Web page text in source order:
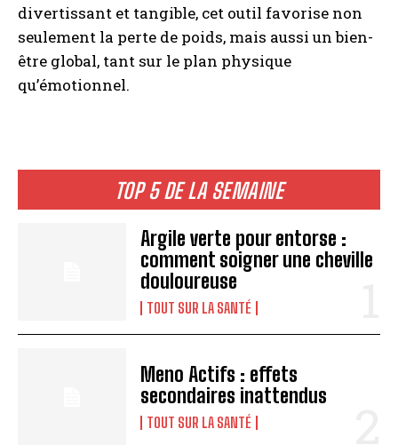
TOP 5 DE LA SEMAINE
Argile verte pour entorse :
comment soigner une cheville
douloureuse
TOUT SUR LA SANTÉ
Meno Actifs : effets
secondaires inattendus
TOUT SUR LA SANTÉ
divertissant et tangible, cet outil favorise non
seulement la perte de poids, mais aussi un bien-
être global, tant sur le plan physique
qu’émotionnel.